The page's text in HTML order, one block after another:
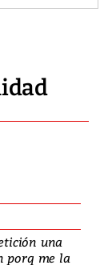
una
porq me la